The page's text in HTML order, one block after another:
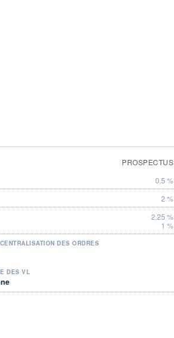
PROSPECTUS
0,5 %
2 %
2,25 %
1 %
DES ORDRES
DES VL